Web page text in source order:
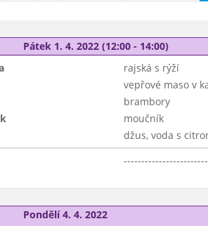
Pátek 1. 4. 2022 (12:00 - 14:00)
rajská s rýží
vepřové maso v
brambory
moučník
džus, voda s
Pondělí 4. 4. 2022